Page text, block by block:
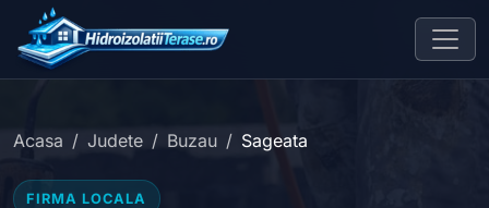
Acasa Judete Buzau Sageata
FIRMA LOCALA